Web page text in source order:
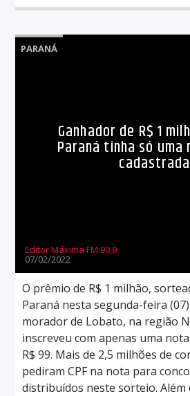
PARANÁ
Ganhador de R$ 1
Paraná tinha só
cadastrada
Editor Máxima FM 90,9
07/02/2022
O prêmio de R$ 1 milhão,
Paraná nesta segunda-feira
morador de Lobato, na região
inscreveu com apenas uma
R$ 99. Mais de 2,5 milhões de
pediram CPF na nota para
distribuídos neste sorteio. Além